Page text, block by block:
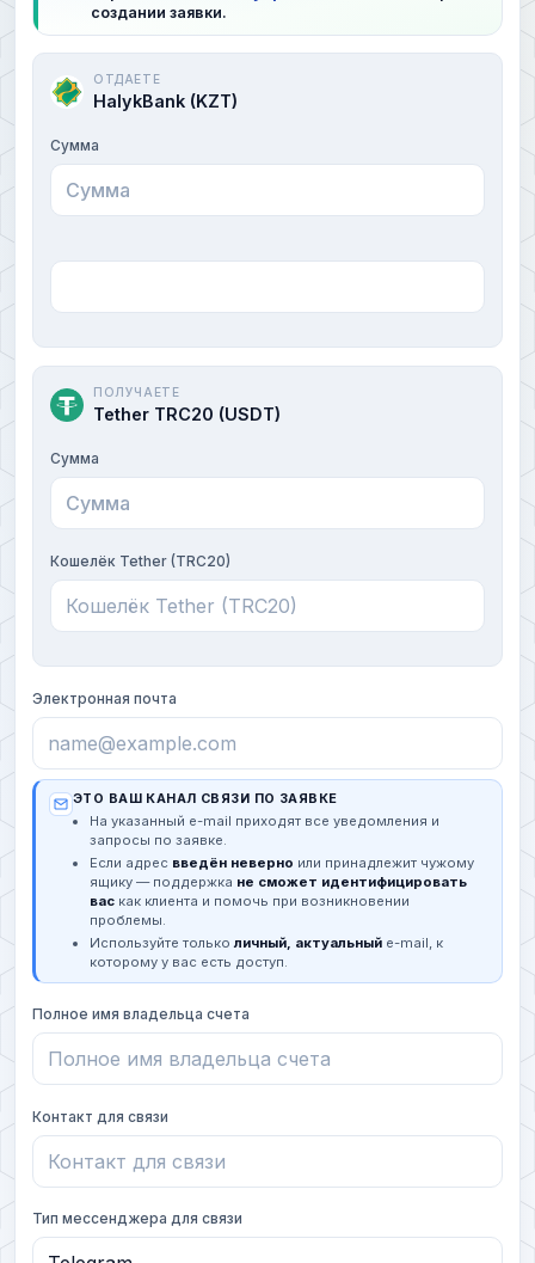
создании заявки.
ОТДАЕТЕ
HalykBank (KZT)
Сумма
ПОЛУЧАЕТЕ
Tether TRC20 (USDT)
Сумма
Кошелёк Tether (TRC20)
Электронная почта
ЭТО ВАШ КАНАЛ СВЯЗИ ПО ЗАЯВКЕ
На указанный e-mail приходят все уведомления и
запросы по заявке.
Если адрес введён неверно или принадлежит чужому
ящику — поддержка не сможет идентифицировать
вас как клиента и помочь при возникновении
проблемы.
Используйте только личный, актуальный e-mail, к
которому у вас есть доступ.
Полное имя владельца счета
Контакт для связи
Тип мессенджера для связи